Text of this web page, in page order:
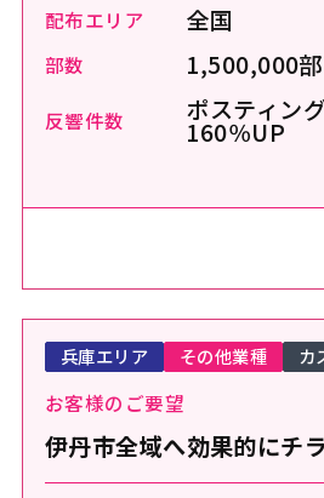
配布エリア 全国
部数 1,500,000部
反響件数 ポスティン
160％UP
お客様のご要望
伊丹市全域へ効果的にチ
兵庫エリア その他業種 カ